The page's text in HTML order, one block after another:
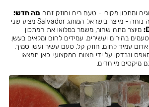
ומתכון מקורי - טעם ריח וחוזק זהה מה חדש:
- עמיד יותר לחום - אריזה נוחה - מיוצר בישראל המותג Salvador מציע שני
מיוצר מתה שחור, משמר במלואו את המתכון
עמיד לחום, חוזק קל, טעם עשיר ועשן סמיך.
ונבדקו על ידי הצוות המקצועי. כאן תמצאו
מיקסים מיוחדים.